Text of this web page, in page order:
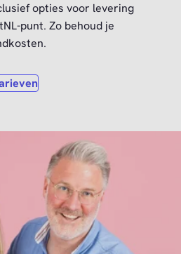
opties voor levering
punt. Zo behoud je